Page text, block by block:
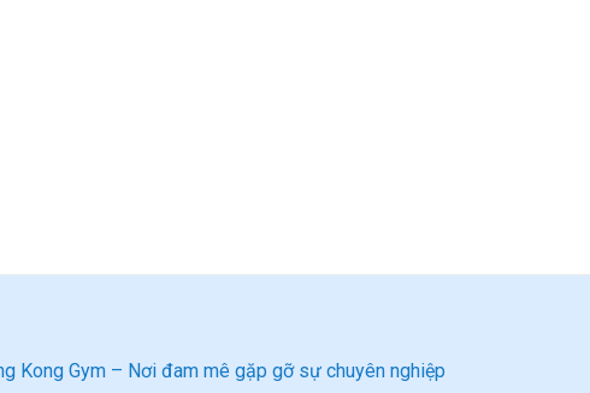
Kong Gym – Nơi đam mê gặp gỡ sự chuyên nghiệp